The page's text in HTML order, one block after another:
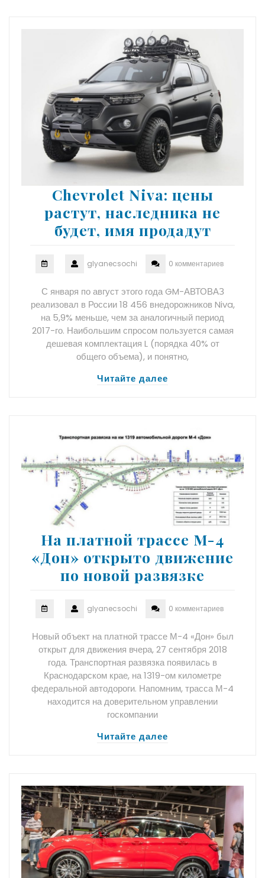
Chevrolet Niva: цены
растут, наследника не
будет, имя продадут
glyanecsochi 0 комментариев
С января по август этого года GM-АВТОВАЗ
реализовал в России 18 456 внедорожников Niva,
на 5,9% меньше, чем за аналогичный период
2017-го. Наибольшим спросом пользуется самая
дешевая комплектация L (порядка 40% от
общего объема), и понятно,
Читайте далее
На платной трассе М-4
«Дон» открыто движение
по новой развязке
glyanecsochi 0 комментариев
Новый объект на платной трассе М-4 «Дон» был
открыт для движения вчера, 27 сентября 2018
года. Транспортная развязка появилась в
Краснодарском крае, на 1319-ом километре
федеральной автодороги. Напомним, трасса М-4
находится на доверительном управлении
госкомпании
Читайте далее